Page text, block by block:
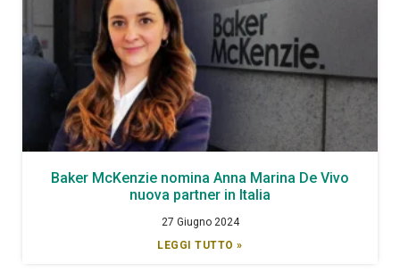
Baker McKenzie nomina Anna Marina De Vivo
nuova partner in Italia
27 Giugno 2024
LEGGI TUTTO »